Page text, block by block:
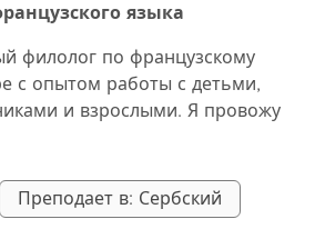
языка
филолог по французскому
с опытом работы с детьми,
и взрослыми. Я провожу
уроки, адаптированные
на говорении и
начала, с четко
Преподает в: Сербский